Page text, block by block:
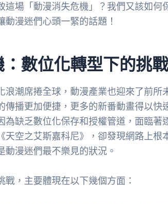
這場「動漫消失危機」？我們又該如何
動漫迷們心頭一緊的話題！
數位化轉型下的挑戰
浪潮席捲全球，動漫產業也迎來了前所
傳播更加便捷，更多的新番動畫得以快
為缺乏數位化保存和授權管道，面臨著
天空之艾斯嘉科尼》，卻發現網路上根
動漫迷們最不樂見的狀況。
戰，主要體現在以下幾個方面：